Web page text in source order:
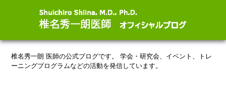
椎名秀一朗 医師の公式ブログです。
学会・研究会、イベント、トレ
ーニングプログラムなどの活動を発信しています。